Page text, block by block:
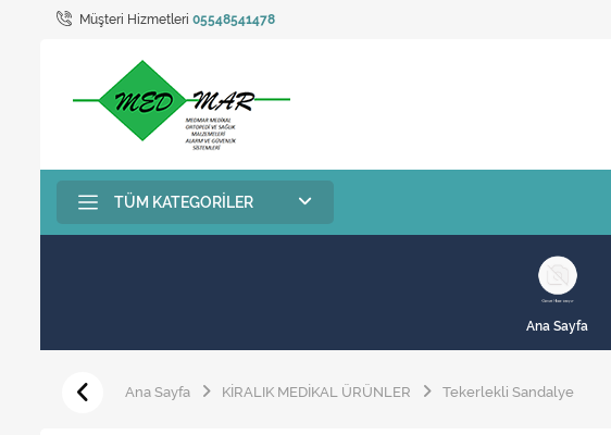
Müşteri Hizmetleri 05548541478
TÜM KATEGORILER
Ana Sayfa
Ana Sayfa KİRALIK MEDİKAL ÜRÜNLER Tekerlekli Sandalye